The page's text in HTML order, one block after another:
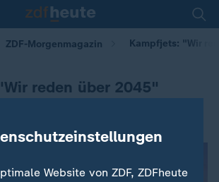
ZDF-Morgenmagazin Kampfjets: "Wir
reden über 2045"
Website von ZDF, ZDFheute